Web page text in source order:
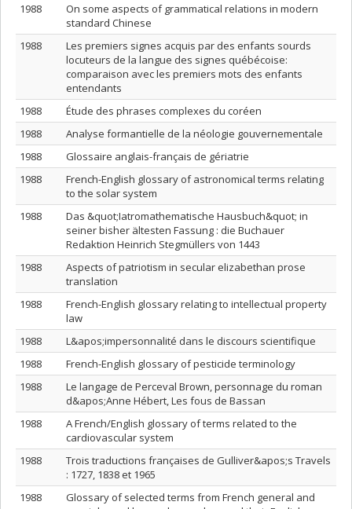
1988
On some aspects of grammatical relations in modern
standard Chinese
1988
Les premiers signes acquis par des enfants sourds
locuteurs de la langue des signes québécoise:
comparaison avec les premiers mots des enfants
entendants
1988
Étude des phrases complexes du coréen
1988
Analyse formantielle de la néologie gouvernementale
1988
Glossaire anglais-français de gériatrie
1988
French-English glossary of astronomical terms relating
to the solar system
1988
Das &quot;Iatromathematische Hausbuch&quot; in
seiner bisher ältesten Fassung : die Buchauer
Redaktion Heinrich Stegmüllers von 1443
1988
Aspects of patriotism in secular elizabethan prose
translation
1988
French-English glossary relating to intellectual property
law
1988
L&apos;impersonnalité dans le discours scientifique
1988
French-English glossary of pesticide terminology
1988
Le langage de Perceval Brown, personnage du roman
d&apos;Anne Hébert, Les fous de Bassan
1988
A French/English glossary of terms related to the
cardiovascular system
1988
Trois traductions françaises de Gulliver&apos;s Travels
: 1727, 1838 et 1965
1988
Glossary of selected terms from French general and